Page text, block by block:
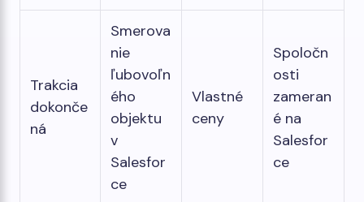
Trakcia
dokonče
ná
Smerova
nie
ľubovoľn
ého
objektu
v
Salesfor
ce
Vlastné
ceny
Spoločn
osti
zameran
é na
Salesfor
ce